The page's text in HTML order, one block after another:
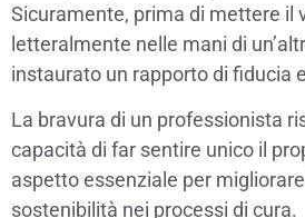
Sicuramente, prima di mettere il
letteralmente nelle mani di
instaurato un rapporto di fiducia
La bravura di un professionista
capacità di far sentire unico il
aspetto essenziale per migliorare
sostenibilità nei processi di cura.